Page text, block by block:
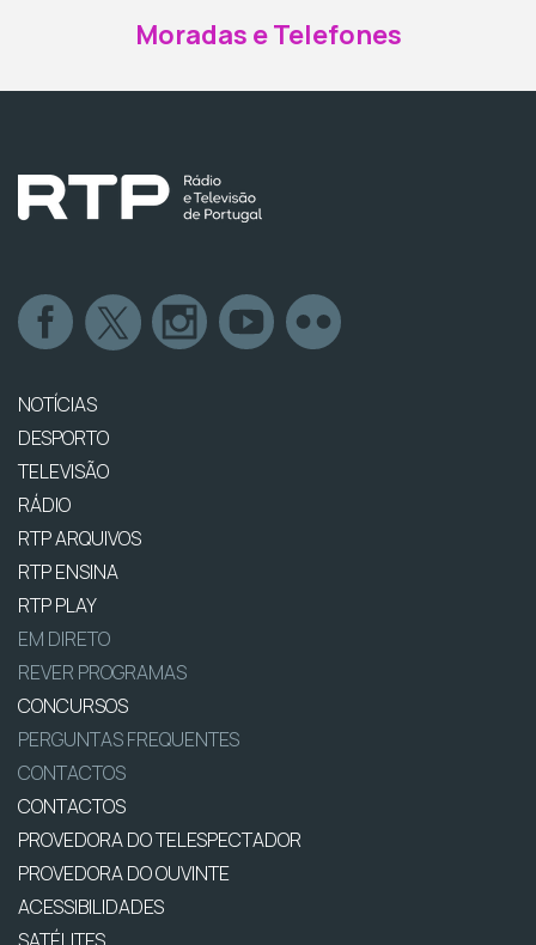
Moradas e Telefones
NOTÍCIAS
DESPORTO
TELEVISÃO
RÁDIO
RTP ARQUIVOS
RTP ENSINA
RTP PLAY
EM DIRETO
REVER PROGRAMAS
CONCURSOS
PERGUNTAS FREQUENTES
CONTACTOS
CONTACTOS
PROVEDORA DO TELESPECTADOR
PROVEDORA DO OUVINTE
ACESSIBILIDADES